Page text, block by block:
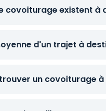
covoiturage existent à
d'un trajet à
un covoiturage